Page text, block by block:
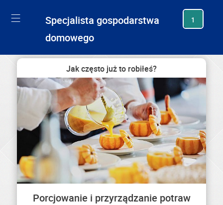
Specjalista gospodarstwa
domowego
1
Jak często już to robiłeś?
Porcjowanie i przyrządzanie potraw